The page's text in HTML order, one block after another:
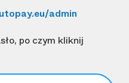
admin
po czym kliknij